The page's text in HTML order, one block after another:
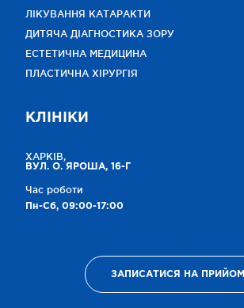
ЛІКУВАННЯ КАТАРАКТИ
ДИТЯЧА ДІАГНОСТИКА ЗОРУ
ЕСТЕТИЧНА МЕДИЦИНА
ПЛАСТИЧНА ХІРУРГІЯ
КЛІНІКИ
ХАРКІВ,
ВУЛ. О. ЯРОША, 16-Г
Час роботи
Пн-Сб, 09:00-17:00
ЗАПИСАТИСЯ НА ПРИЙОМ